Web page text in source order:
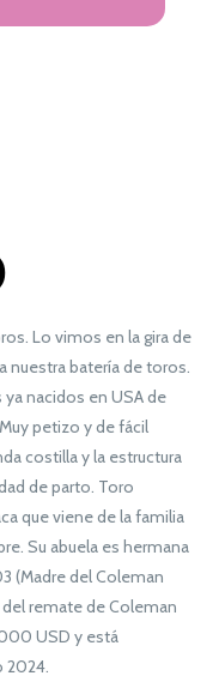
Lo vimos en la gira de
nuestra batería de toros.
nacidos en USA de
petizo y de fácil
costilla y la estructura
de parto. Toro
que viene de la familia
Su abuela es hermana
(Madre del Coleman
remate de Coleman
USD y está
2024.